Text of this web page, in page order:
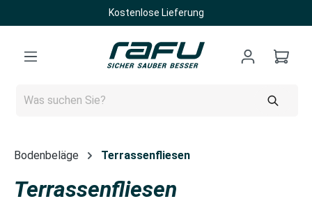
Zum Hauptinhalt springenKostenlose Lieferung
Bodenbeläge Terrassenfliesen
Terrassenfliesen